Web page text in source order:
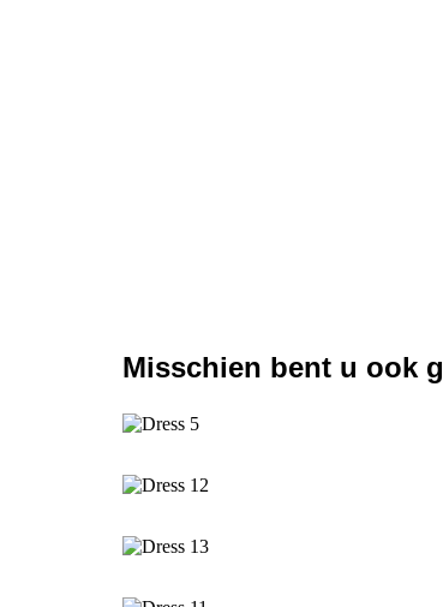
Misschien bent u ook